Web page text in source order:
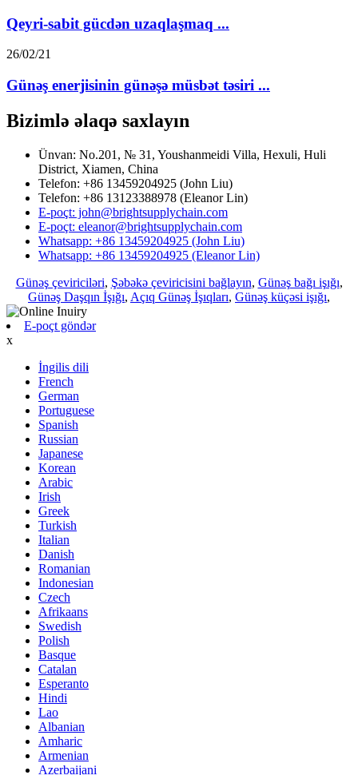
Qeyri-sabit gücdən uzaqlaşmaq ...
26/02/21
Günəş enerjisinin günəşə müsbət təsiri ...
Bizimlə əlaqə saxlayın
Ünvan: No.201, № 31, Youshanmeidi Villa, Hexuli, Huli
District, Xiamen, China
Telefon: +86 13459204925 (John Liu)
Telefon: +86 13123388978 (Eleanor Lin)
E-poçt: john@brightsupplychain.com
E-poçt: eleanor@brightsupplychain.com
Whatsapp: +86 13459204925 (John Liu)
Whatsapp: +86 13459204925 (Eleanor Lin)
Günəş çeviriciləri, Şəbəkə çeviricisini bağlayın, Günəş bağı işığı,
Günəş Daşqın İşığı, Açıq Günəş İşıqları, Günəş küçəsi işığı,
E-poçt göndər
x
İngilis dili
French
German
Portuguese
Spanish
Russian
Japanese
Korean
Arabic
Irish
Greek
Turkish
Italian
Danish
Romanian
Indonesian
Czech
Afrikaans
Swedish
Polish
Basque
Catalan
Esperanto
Hindi
Lao
Albanian
Amharic
Armenian
Azerbaijani